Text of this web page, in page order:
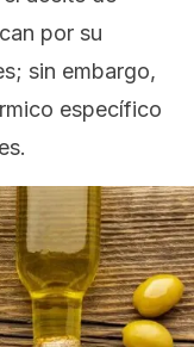
por su
sin embargo,
específico